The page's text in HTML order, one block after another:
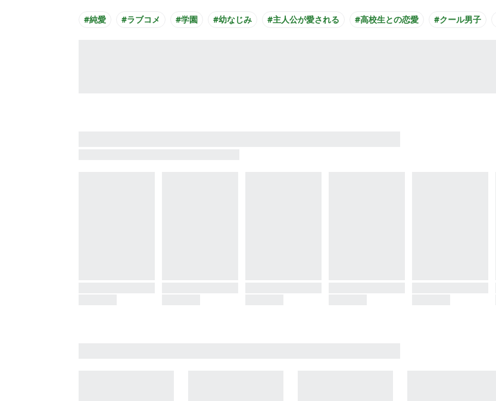
#純愛 #ラブコメ #学園 #幼なじみ #主人公が愛される #高校生との恋愛 #クール男子